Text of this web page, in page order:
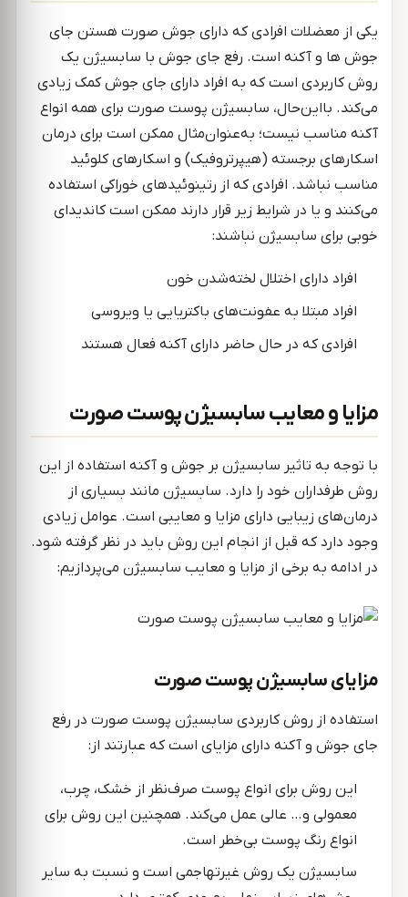
یکی از معضلات افرادی که دارای جوش صورت هستن جای
جوش ها و آکنه است. رفع جای جوش با سابسیژن یک
روش کاربردی است که به افراد دارای جای جوش کمک زیادی
می‌کند. بااین‌حال، سابسیژن پوست صورت برای همه انواع
آکنه مناسب نیست؛ به‌عنوان‌مثال ممکن است برای درمان
اسکارهای برجسته (هیپرتروفیک) و اسکارهای کلوئید
مناسب نباشد. افرادی که از رتینوئیدهای خوراکی استفاده
می‌کنند و یا در شرایط زیر قرار دارند ممکن است کاندیدای
خوبی برای سابسیژن نباشند:
افراد دارای اختلال لخته‌شدن خون
افراد مبتلا به عفونت‌های باکتریایی یا ویروسی
افرادی که در حال حاضر دارای آکنه فعال هستند
مزایا و معایب سابسیژن پوست صورت
با توجه به تاثیر سابسیژن بر جوش و آکنه استفاده از این
روش طرفداران خود را دارد. سابسیژن مانند بسیاری از
درمان‌های زیبایی دارای مزایا و معایبی است. عوامل زیادی
وجود دارد که قبل از انجام این روش باید در نظر گرفته شود.
در ادامه به برخی از مزایا و معایب سابسیژن می‌پردازیم:
مزایای سابسیژن پوست صورت
استفاده از روش کاربردی سابسیژن پوست صورت در رفع
جای جوش و آکنه دارای مزایای است که عبارتند از:
این روش برای انواع پوست صرف‌نظر از خشک، چرب،
معمولی و… عالی عمل می‌کند. همچنین این روش برای
انواع رنگ پوست بی‌خطر است.
سابسیژن یک روش غیرتهاجمی است و نسبت به سایر